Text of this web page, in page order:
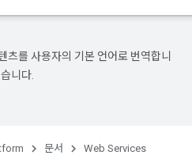
를 사용자의 기본 언어로 번역합니
니다.
문서
Web Services